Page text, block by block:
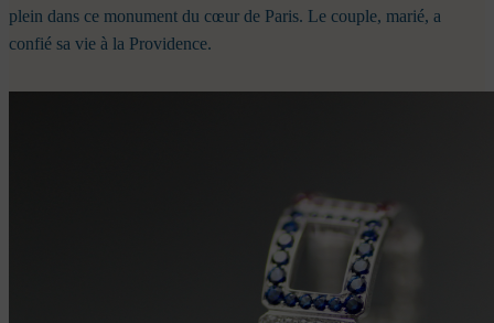
plein dans ce monument du cœur de Paris. Le couple, marié, a
confié sa vie à la Providence.